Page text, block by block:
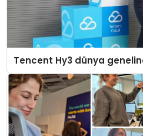
Tencent Hy3 dünya